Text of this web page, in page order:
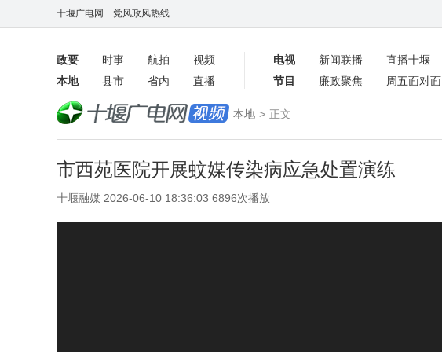
十堰广电网 党风政风热线
政要 时事 航拍
视频
本地
县市 省内 直播
电视 新闻联播
直播十堰
节目
廉政聚焦 周五面对面
数字报
本地 > 正文
市西苑医院开展蚊媒传染病应急处置演练
十堰融媒 2026-06-10 18:36:03 6896次播放